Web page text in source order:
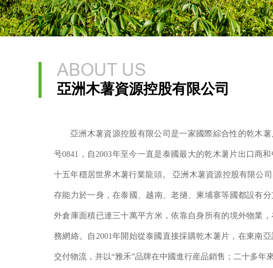
ABOUT US
亞洲木薯資源控股有限公司
亞洲木薯資源控股有限公司是一家國際綜合性的乾木
号0841，自2003年至今一直是泰國最大的乾木薯片出口商
十五年穩居世界木薯行業龍頭。 亞洲木薯資源控股有限公
存能力於一身，在泰國、越南、老撾、柬埔寨等國都設有
外倉庫面積已達三十萬平方米，依靠自身所有的境外物業
務網絡。自2001年開始從泰國直接採購乾木薯片，在東南
交付物流，并以“雅禾”品牌在中國進行産品銷售；二十多年